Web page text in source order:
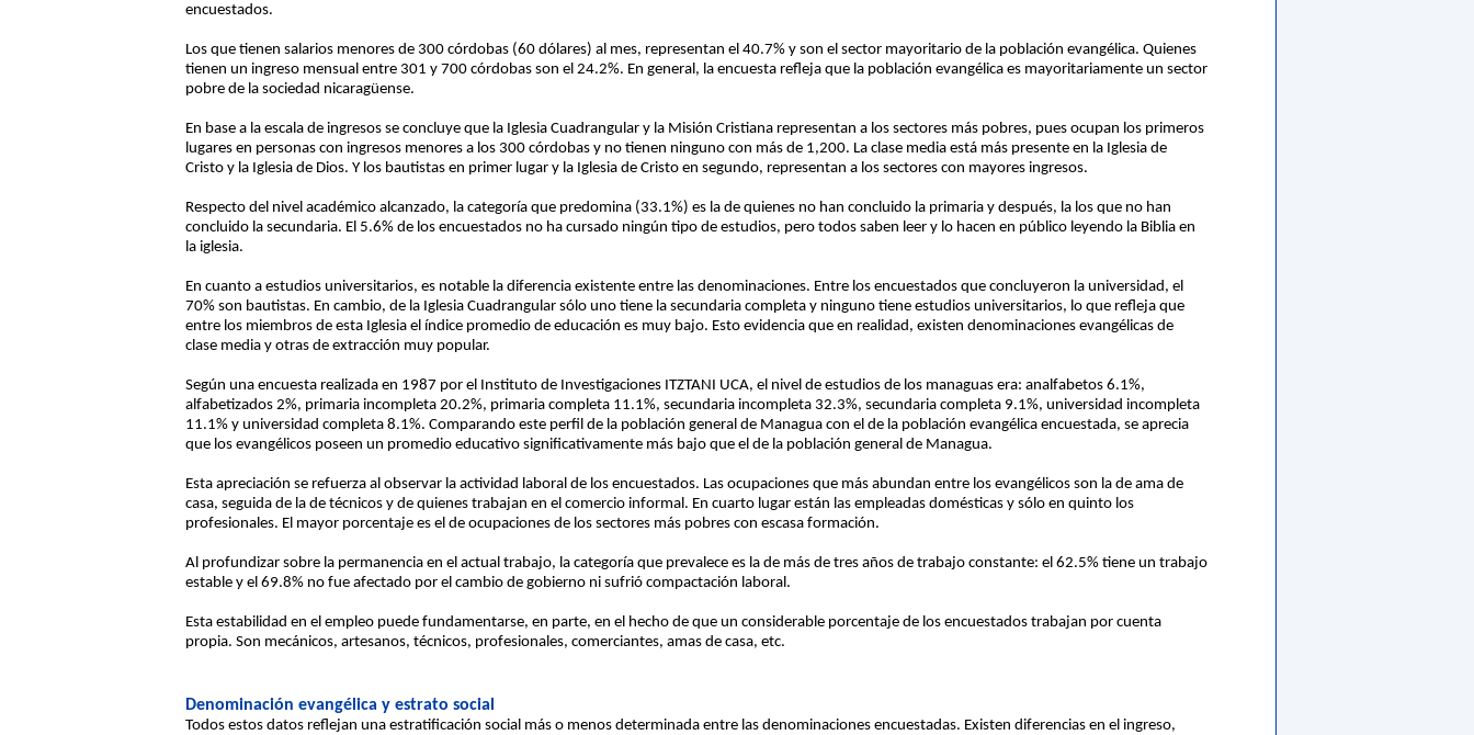
encuestados.
Los que tienen salarios menores de 300 córdobas (60 dólares) al mes, representan el 40.7% y son el sector mayoritario de la población evangélica. Quienes
tienen un ingreso mensual entre 301 y 700 córdobas son el 24.2%. En general, la encuesta refleja que la población evangélica es mayoritariamente un sector
pobre de la sociedad nicaragüense.
En base a la escala de ingresos se concluye que la Iglesia Cuadrangular y la Misión Cristiana representan a los sectores más pobres, pues ocupan los primeros
lugares en personas con ingresos menores a los 300 córdobas y no tienen ninguno con más de 1,200. La clase media está más presente en la Iglesia de
Cristo y la Iglesia de Dios. Y los bautistas en primer lugar y la Iglesia de Cristo en segundo, representan a los sectores con mayores ingresos.
Respecto del nivel académico alcanzado, la categoría que predomina (33.1%) es la de quienes no han concluido la primaria y después, la los que no han
concluido la secundaria. El 5.6% de los encuestados no ha cursado ningún tipo de estudios, pero todos saben leer y lo hacen en público leyendo la Biblia en
la iglesia.
En cuanto a estudios universitarios, es notable la diferencia existente entre las denominaciones. Entre los encuestados que concluyeron la universidad, el
70% son bautistas. En cambio, de la Iglesia Cuadrangular sólo uno tiene la secundaria completa y ninguno tiene estudios universitarios, lo que refleja que
entre los miembros de esta Iglesia el índice promedio de educación es muy bajo. Esto evidencia que en realidad, existen denominaciones evangélicas de
clase media y otras de extracción muy popular.
Según una encuesta realizada en 1987 por el Instituto de Investigaciones ITZTANI UCA, el nivel de estudios de los managuas era: analfabetos 6.1%,
alfabetizados 2%, primaria incompleta 20.2%, primaria completa 11.1%, secundaria incompleta 32.3%, secundaria completa 9.1%, universidad incompleta
11.1% y universidad completa 8.1%. Comparando este perfil de la población general de Managua con el de la población evangélica encuestada, se aprecia
que los evangélicos poseen un promedio educativo significativamente más bajo que el de la población general de Managua.
Esta apreciación se refuerza al observar la actividad laboral de los encuestados. Las ocupaciones que más abundan entre los evangélicos son la de ama de
casa, seguida de la de técnicos y de quienes trabajan en el comercio informal. En cuarto lugar están las empleadas domésticas y sólo en quinto los
profesionales. El mayor porcentaje es el de ocupaciones de los sectores más pobres con escasa formación.
Al profundizar sobre la permanencia en el actual trabajo, la categoría que prevalece es la de más de tres años de trabajo constante: el 62.5% tiene un trabajo
estable y el 69.8% no fue afectado por el cambio de gobierno ni sufrió compactación laboral.
Esta estabilidad en el empleo puede fundamentarse, en parte, en el hecho de que un considerable porcentaje de los encuestados trabajan por cuenta
propia. Son mecánicos, artesanos, técnicos, profesionales, comerciantes, amas de casa, etc.
Denominación evangélica y estrato social
Todos estos datos reflejan una estratificación social más o menos determinada entre las denominaciones encuestadas. Existen diferencias en el ingreso,